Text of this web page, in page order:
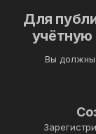
Для
учётную
Вы должны